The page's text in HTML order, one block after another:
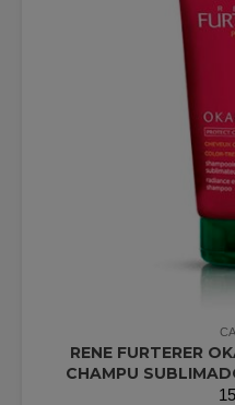
RENE FURTERER
CHAMPU